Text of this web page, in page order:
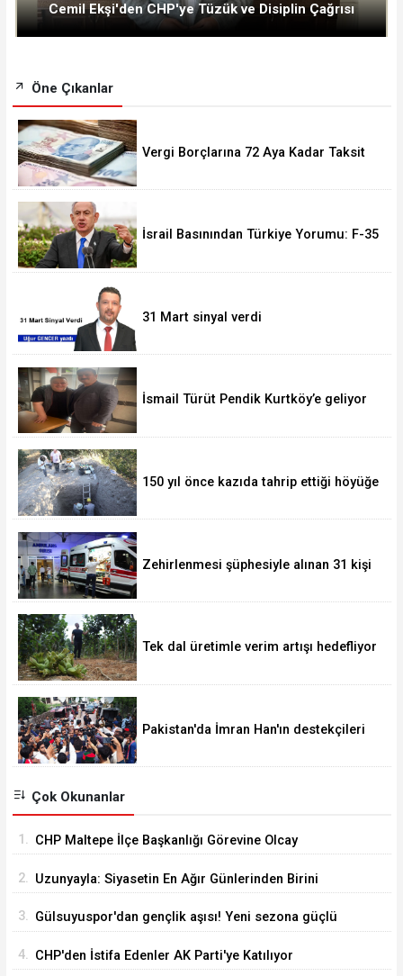
Cemil Ekşi'den CHP'ye Tüzük ve Disiplin Çağrısı
Öne Çıkanlar
Vergi Borçlarına 72 Aya Kadar Taksit
İsrail Basınından Türkiye Yorumu: F-35
31 Mart sinyal verdi
İsmail Türüt Pendik Kurtköy’e geliyor
150 yıl önce kazıda tahrip ettiği höyüğe
Zehirlenmesi şüphesiyle alınan 31 kişi
Tek dal üretimle verim artışı hedefliyor
Pakistan'da İmran Han'ın destekçileri
Çok Okunanlar
1. CHP Maltepe İlçe Başkanlığı Görevine Olcay
2. Uzunyayla: Siyasetin En Ağır Günlerinden Birini
3. Gülsuyuspor'dan gençlik aşısı! Yeni sezona güçlü
4. CHP'den İstifa Edenler AK Parti'ye Katılıyor